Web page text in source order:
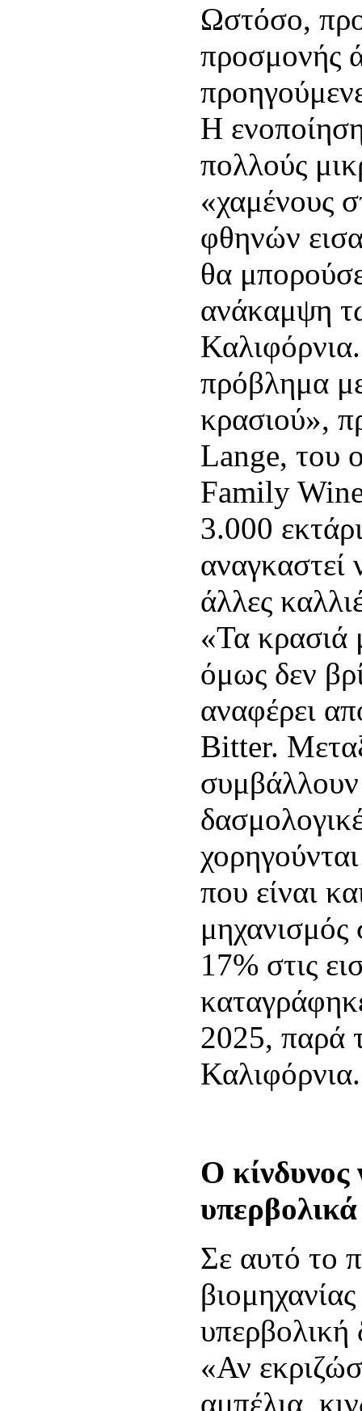
Ωστόσο,
προσμονής
Η
πολλούς
«χαμένους
φθηνών
θα
ανάκαμψη
πρόβλημα
κρασιού»,
Lange, του
Family
3.000
αναγκαστεί
άλλες
«Τα κρασιά
όμως δεν
αναφέρει
Bitter.
συμβάλλουν
που είναι
17% στις
2025, παρά
Καλιφόρνια.
Ο κίνδυνος
υπερβολικά
Σε αυτό το
«Αν
αμπέλια,